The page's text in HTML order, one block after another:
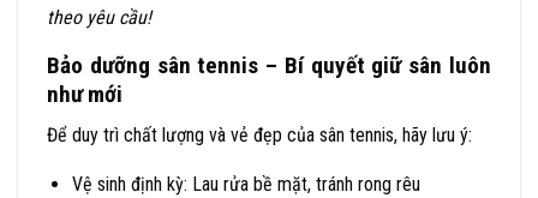
theo yêu cầu!
Bảo dưỡng sân tennis – Bí quyết giữ sân luôn
như mới
Để duy trì chất lượng và vẻ đẹp của sân tennis, hãy lưu ý:
Vệ sinh định kỳ: Lau rửa bề mặt, tránh rong rêu